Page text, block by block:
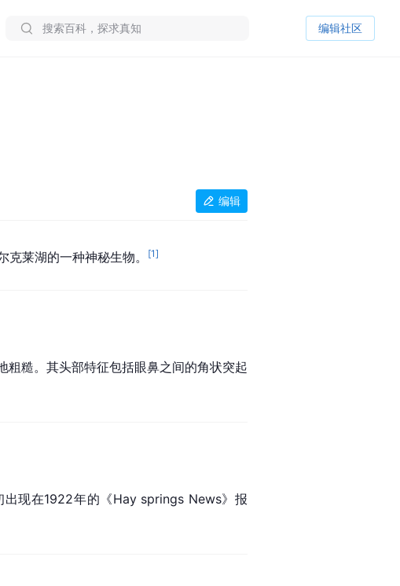
编辑社区
编辑
莱湖的一种神秘生物。 [1]
糙。其头部特征包括眼鼻之间的角状突起
出现在1922年的《Hay springs News》报